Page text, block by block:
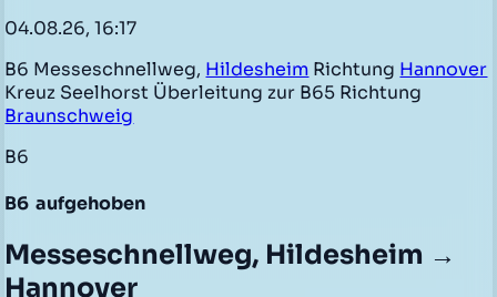
04.08.26, 16:17
B6 Messeschnellweg, Hildesheim Richtung Hannover
Kreuz Seelhorst Überleitung zur B65 Richtung
Braunschweig
B6
B6 aufgehoben
Messeschnellweg, Hildesheim →
Hannover